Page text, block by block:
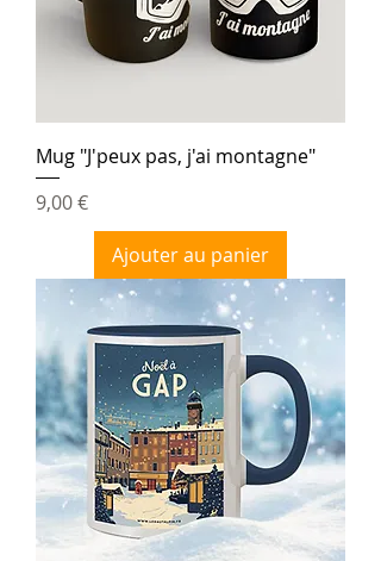
Mug "J'peux pas, j'ai montagne"
Prix
9,00 €
Ajouter au panier